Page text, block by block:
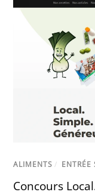
ALIMENTS / ENTRÉE
Concours